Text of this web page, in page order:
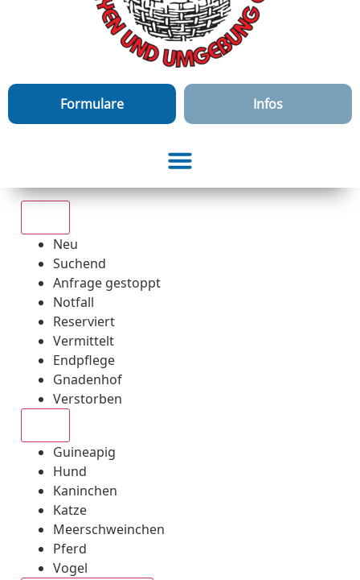
Formulare Infos
Neu
Suchend
Anfrage gestoppt
Notfall
Reserviert
Vermittelt
Endpflege
Gnadenhof
Verstorben
Guineapig
Hund
Kaninchen
Katze
Meerschweinchen
Pferd
Vogel